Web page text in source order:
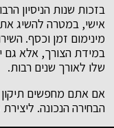
בזכות שנות הניסיון
אישי, במטרה להשיג
מינימום זמן וכסף.
במידת הצורך, אלא גם
שלו לאורך שנים רבות.
אם אתם מחפשים תיקון
הבחירה הנכונה. ליצירת קשר: 077-